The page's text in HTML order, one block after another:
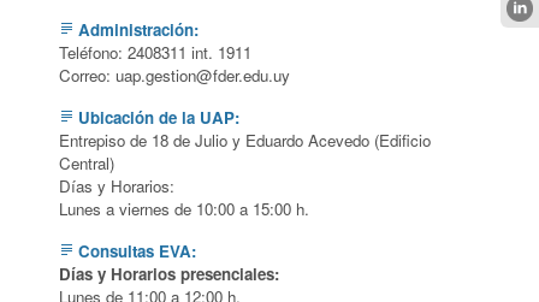
subject Administración:
Teléfono: 2408311 int. 1911
Correo: uap.gestion@
subject Ubicación de la UAP:
Entrepiso de 18 de Julio y Eduardo Acevedo (Edificio
Central)
Días y Horarios:
Lunes a viernes de 10:00 a 15:00 h.
subject Consultas EVA:
Días y Horarios presenciales:
Lunes de 11:00 a 12:00 h.